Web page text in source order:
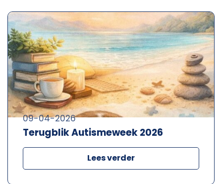
Terugblik Autismeweek 2026
09-04-2026
Lees verder